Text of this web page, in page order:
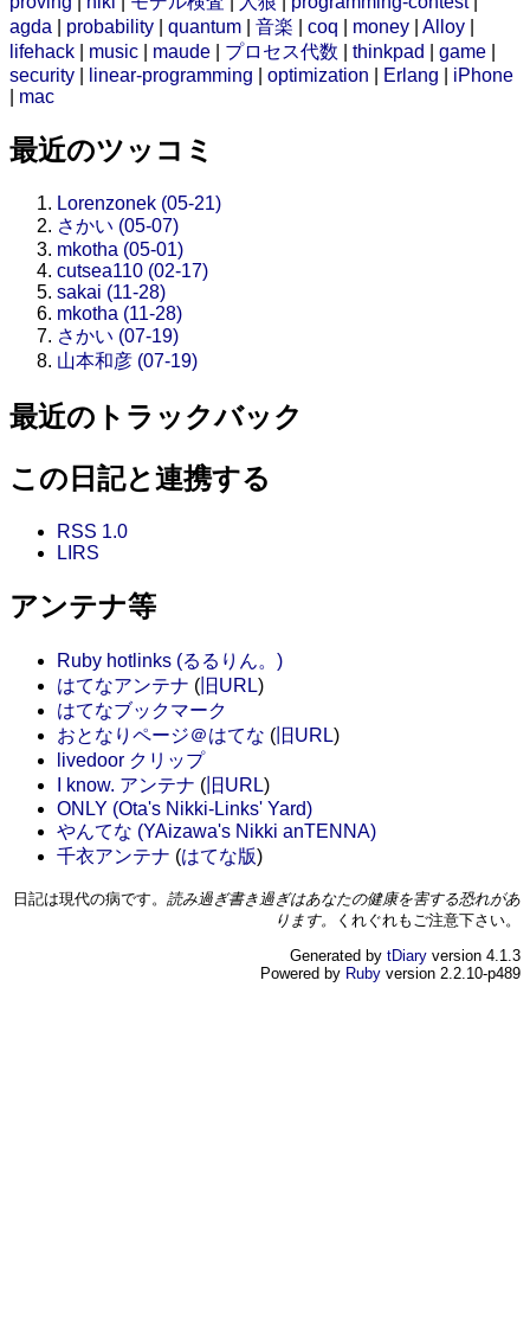
agda
probability quantum 音楽 coq money Alloy
lifehack
music maude プロセス代数 thinkpad game
security
linear-programming optimization Erlang
iPhone
mac
最近のツッコミ
Lorenzonek (05-21)
さかい (05-07)
mkotha (05-01)
cutsea110 (02-17)
sakai (11-28)
mkotha (11-28)
さかい (07-19)
山本和彦 (07-19)
最近のトラックバック
この日記と連携する
RSS 1.0
LIRS
アンテナ等
Ruby hotlinks (るるりん。)
はてなアンテナ ( 旧URL)
はてなブックマーク
おとなりページ＠はてな ( 旧URL)
livedoor クリップ
I know. アンテナ ( 旧URL)
ONLY (Ota's Nikki-Links' Yard)
やんてな (YAizawa's Nikki anTENNA)
千衣アンテナ (はてな版)
日記は現代の病です。 読み過ぎ書き過ぎはあなたの健康を害する恐れがあ
ります。
くれぐれもご注意下さい。
Generated by tDiary version 4.1.3
Powered by Ruby version 2.2.10-p489